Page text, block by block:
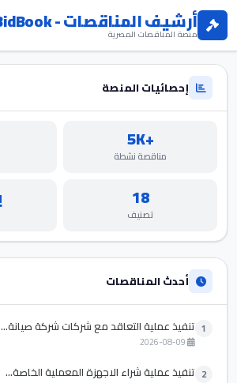
أرشيف المناقصات - BidBook
منصة المناقصات المصرية
إحصائيات المنصة
+5K
مناقصة نشطة
18
تصنيف
أحدث المناقصات
1 تنفيذ عملية التعاقد مع شركات شركة صيانة...
2 تنفيذ عملية شراء الاجهزة المعملية الخاصة...